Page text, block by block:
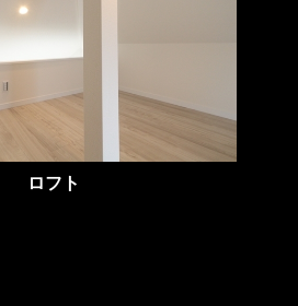
ロフト